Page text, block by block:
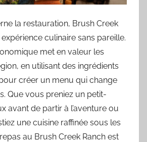
la restauration, Brush Creek
culinaire sans pareille.
met en valeur les
en utilisant des ingrédients
créer un menu qui change
Que vous preniez un petit-
avant de partir à l’aventure ou
une cuisine raffinée sous les
au Brush Creek Ranch est